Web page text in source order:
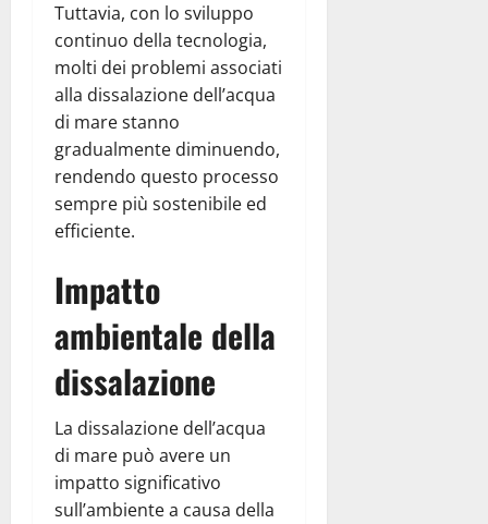
Tuttavia, con lo sviluppo
continuo della tecnologia,
molti dei problemi associati
alla dissalazione dell’acqua
di mare stanno
gradualmente diminuendo,
rendendo questo processo
sempre più sostenibile ed
efficiente.
Impatto
ambientale della
dissalazione
La dissalazione dell’acqua
di mare può avere un
impatto significativo
sull’ambiente a causa della